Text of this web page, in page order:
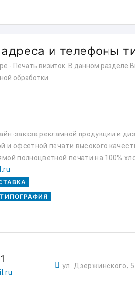
и телефоны
- Печать визиток. В данном
обработки.
заказа рекламной продукции и
и офсетной печати высокого
полноцветной печати на 100%
ул. Дзержинского, 5